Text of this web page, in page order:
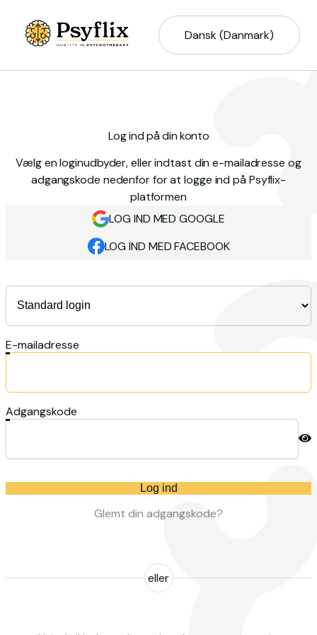
Dansk (Danmark)
Log ind på din konto
Vælg en loginudbyder, eller indtast din e-mailadresse og
adgangskode nedenfor for at logge ind på Psyflix-
platformen
LOG IND MED GOOGLE
LOG IND MED FACEBOOK
E-mailadresse
Adgangskode
Log ind
Glemt din adgangskode?
eller